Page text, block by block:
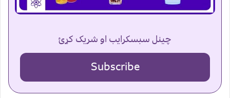
چینل سبسکرایب او شریک کړئ
Subscribe